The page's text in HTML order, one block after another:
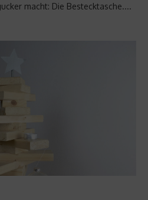
macht: Die Bestecktasche....